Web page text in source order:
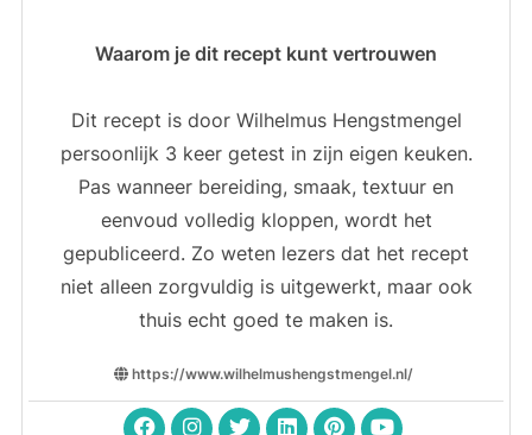
Waarom je dit recept kunt vertrouwen
Dit recept is door Wilhelmus Hengstmengel
persoonlijk 3 keer getest in zijn eigen keuken.
Pas wanneer bereiding, smaak, textuur en
eenvoud volledig kloppen, wordt het
gepubliceerd. Zo weten lezers dat het recept
niet alleen zorgvuldig is uitgewerkt, maar ook
thuis echt goed te maken is.
https://www.wilhelmushengstmengel.nl/